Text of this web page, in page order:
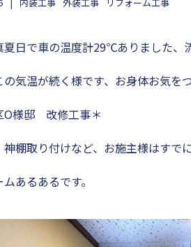
夏日で車の温度計29℃ありました、
の気温が続く様です、お身体お気を
O様邸 改修工事＊
神棚取り付けなど、お施主様はすで
あるあるです。